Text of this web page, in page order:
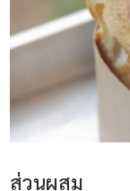
ส่วนผสม